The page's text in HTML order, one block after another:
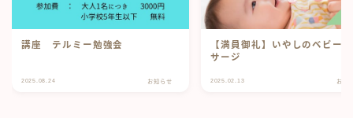
講座 テルミー勉強会
2025.08.24 お知らせ
【満員御礼】いやしのベビー
サージ
2025.02.13 お知